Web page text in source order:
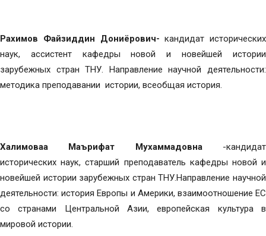
Рахимов Файзиддин Дониёрович- кандидат исторических
наук, ассистент кафедры новой и новейшей истории
зарубежных стран ТНУ. Направление научной деятельности:
методика преподавании истории, всеобщая история.
Халимоваа Маърифат Мухаммадовна -кандидат
исторических наук, старший преподаватель кафедры новой и
новейшей истории зарубежных стран ТНУ.Направление научной
деятельности: история Европы и Америки, взаимоотношение ЕС
со странами Центральной Азии, европейская культура в
мировой истории.